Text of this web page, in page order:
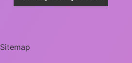
Sitemap